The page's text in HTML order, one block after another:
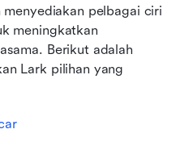
pelbagai ciri
meningkatkan
Berikut adalah
Lark pilihan yang